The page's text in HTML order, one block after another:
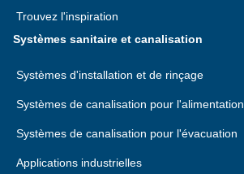
Trouvez l'inspiration
Systèmes sanitaire et canalisation
Systèmes d'installation et de rinçage
Systèmes de canalisation pour l'alimentation
Systèmes de canalisation pour l'évacuation
Applications industrielles